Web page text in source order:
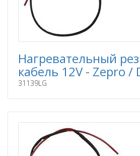
Нагревательный
кабель 12V - Zepro /
31139LG